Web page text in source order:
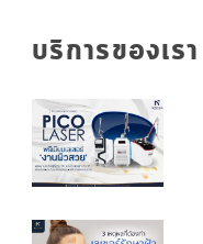
บริการของเรา